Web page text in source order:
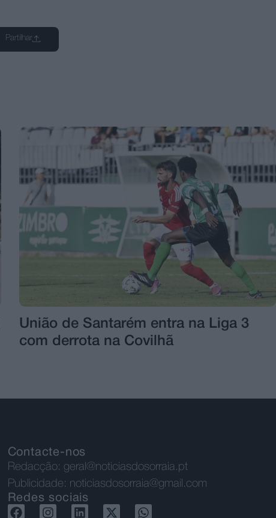
Partilhar
União de Santarém entra na Liga 3
com derrota na Covilhã
Contacte-nos
Redacção: geral@noticiasdosorraia.pt
Publicidade: noticiasdosorraia@gmail.com
Redes sociais